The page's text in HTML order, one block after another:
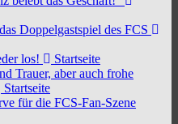
Doppelgastspiel des FCS
los!
Startseite
Trauer, aber auch frohe
Startseite
für die FCS-Fan-Szene